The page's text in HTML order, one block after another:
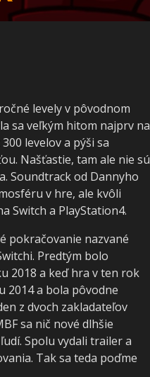
levely v pôvodnom
sa veľkým hitom najprv na
levelov a pýši sa
Našťastie, tam ale nie sú
Soundtrack od Dannyho
v hre, ale kvôli
Switch a PlayStation4.
pokračovanie nazvané
Predtým bolo
2018 a keď hra v ten rok
2014 a bola pôvodne
z dvoch zakladateľov
sa nič nové dlhšie
Spolu vydali trailer a
Tak sa teda poďme